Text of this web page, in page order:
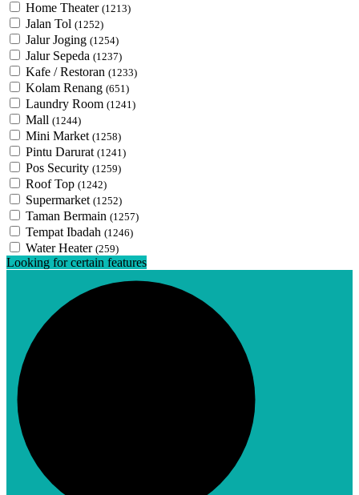
Home Theater (1213)
Jalan Tol (1252)
Jalur Joging (1254)
Jalur Sepeda (1237)
Kafe / Restoran (1233)
Kolam Renang (651)
Laundry Room (1241)
Mall (1244)
Mini Market (1258)
Pintu Darurat (1241)
Pos Security (1259)
Roof Top (1242)
Supermarket (1252)
Taman Bermain (1257)
Tempat Ibadah (1246)
Water Heater (259)
Looking for certain features